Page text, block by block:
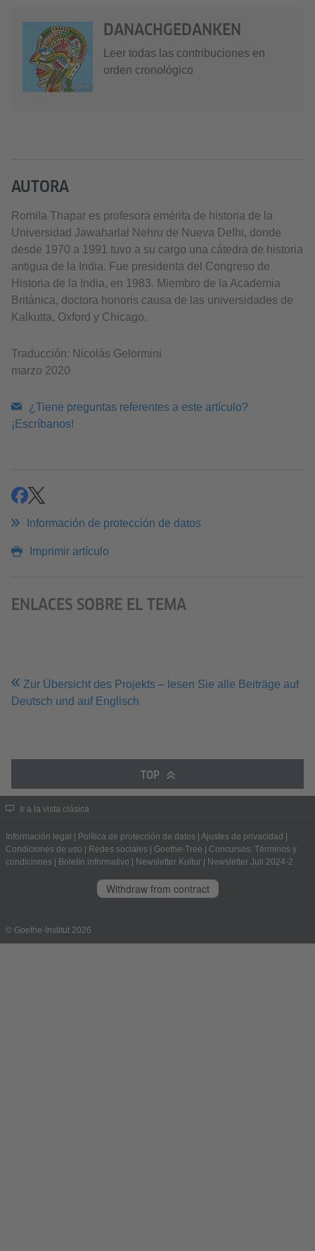
© Kitty Kahane
DANACHGEDANKEN
Leer todas las contribuciones en
orden cronológico
AUTORA
Romila Thapar es profesora emérita de historia de la
Universidad Jawaharlal Nehru de Nueva Delhi, donde
desde 1970 a 1991 tuvo a su cargo una cátedra de historia
antigua de la India. Fue presidenta del Congreso de
Historia de la India, en 1983. Miembro de la Academia
Británica, doctora honoris causa de las universidades de
Kalkutta, Oxford y Chicago.
Traducción: Nicolás Gelormini
marzo 2020
¿Tiene preguntas referentes a este artículo?
¡Escríbanos!
compartir
compartir
Información de protección de datos
Imprimir artículo
ENLACES SOBRE EL TEMA
Zur Übersicht des Projekts – lesen Sie alle Beiträge auf
Deutsch und auf Englisch
TOP
Ir a la vista clásica
Información legal Política de protección de datos Ajustes de privacidad
Condiciones de uso
Redes sociales Goethe-Tree
Concursos: Términos y
condiciones
Boletín informativo Newsletter Kultur Newsletter Juli 2024-2
Withdraw from contract
© Goethe-Institut 2026